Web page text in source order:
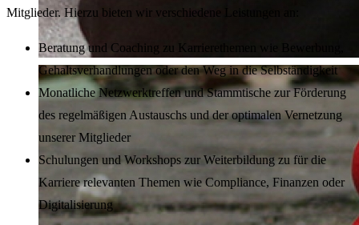
Mitglieder. Hierzu bieten wir verschiedene Leistungen an:
Beratung und Coaching zu Karrierethemen wie Bewerbung,
Gehaltsverhandlungen oder den Weg in die Selbständigkeit
Monatliche Netzwerktreffen und Stammtische zur Förderung
des regelmäßigen Austauschs und der optimalen Vernetzung
unserer Mitglieder
Schulungen und Workshops zur Weiterbildung zu für die
Karriere relevanten Themen wie Compliance, Finanzen oder
Digitalisierung